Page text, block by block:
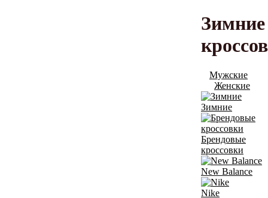
Зимние
Мужские
Женские
Зимние
Брендовые
кроссовки
New Balance
Nike